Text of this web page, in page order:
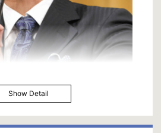
かせてくれる政治家は今までいなかった。
Show Detail